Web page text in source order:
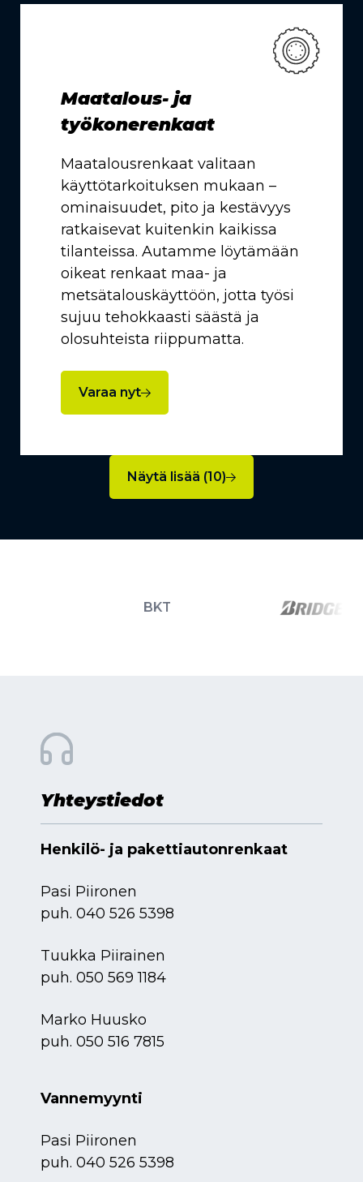
Maatalous- ja
työkonerenkaat
Maatalousrenkaat valitaan
käyttötarkoituksen mukaan –
ominaisuudet, pito ja kestävyys
ratkaisevat kuitenkin kaikissa
tilanteissa. Autamme löytämään
oikeat renkaat maa- ja
metsätalouskäyttöön, jotta työsi
sujuu tehokkaasti säästä ja
olosuhteista riippumatta.
Varaa nyt
Näytä lisää (10)
Yhteystiedot
Henkilö- ja pakettiautonrenkaat
Pasi Piironen
puh. 040 526 5398
Tuukka Piirainen
puh. 050 569 1184
Marko Huusko
puh. 050 516 7815
Vannemyynti
Pasi Piironen
puh. 040 526 5398